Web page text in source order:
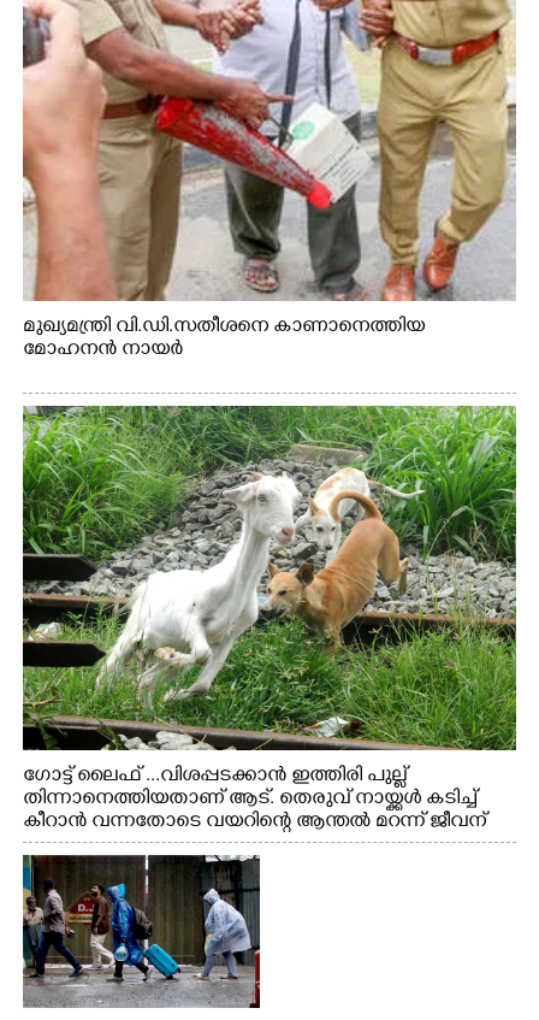
മുഖ്യമന്ത്രി വി.ഡി.സതീശനെ കാണാനെത്തിയ
മോഹനൻ നായർ
ഗോട്ട് ലൈഫ് ...വിശപ്പടക്കാൻ ഇത്തിരി പുല്ല്
തിന്നാനെത്തിയതാണ് ആട്. തെരുവ് നായ്ക്കൾ കടിച്ച്
കീറാൻ വന്നതോടെ വയറിന്റെ ആന്തൽ മറന്ന് ജീവന്
വേണ്ടിയായി ഓട്ടം. എറണാകുളം വാത്തുരുത്തിയിൽ
നിന്നുള്ള കാഴ്ച